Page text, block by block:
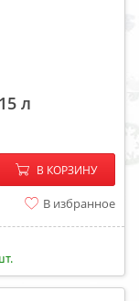
л
− +
В КОРЗИНУ
В избранное